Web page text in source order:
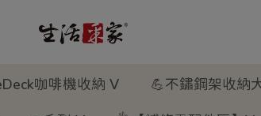
咖啡機收納 ᐯ 💪不鏽鋼架收納